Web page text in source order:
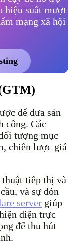
hiệu suất mượt
mạng xã hội
để đưa sản
công. Các
tượng mục
chiến lược giá
thuật tiếp thị và
và sự đón
server giúp
diện trực
để thu hút